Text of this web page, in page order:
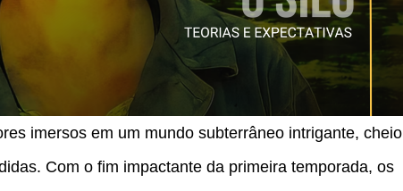
imersos em um mundo subterrâneo intrigante, cheio
Com o fim impactante da primeira temporada, os